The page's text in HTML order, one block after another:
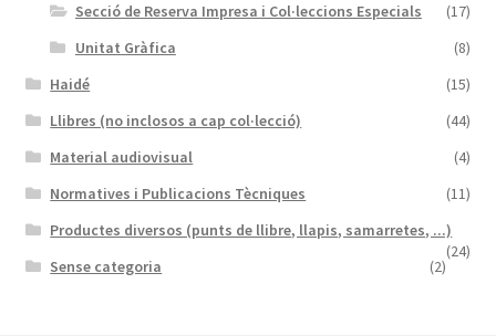
Secció de Reserva Impresa i Col·leccions Especials
(17)
Unitat Gràfica
(8)
Haidé
(15)
Llibres (no inclosos a cap col·lecció)
(44)
Material audiovisual
(4)
Normatives i Publicacions Tècniques
(11)
Productes diversos (punts de llibre, llapis, samarretes, ...)
(24)
Sense categoria (2)